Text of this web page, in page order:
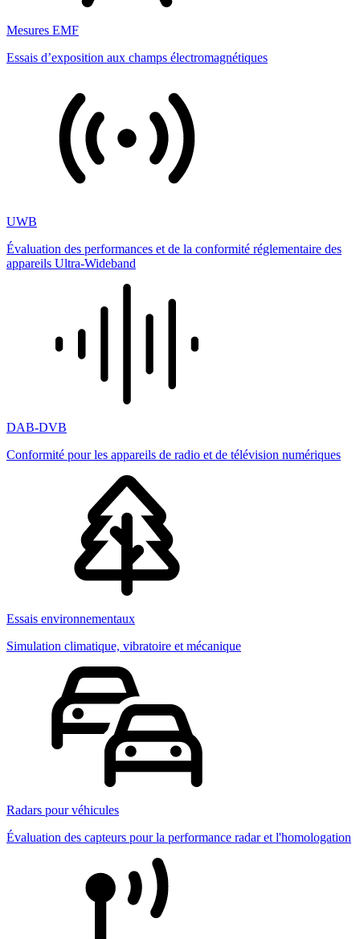
Mesures EMF
Essais d’exposition aux champs électromagnétiques
UWB
Évaluation des performances et de la conformité réglementaire des
appareils Ultra-Wideband
DAB-DVB
Conformité pour les appareils de radio et de télévision numériques
Essais environnementaux
Simulation climatique, vibratoire et mécanique
Radars pour véhicules
Évaluation des capteurs pour la performance radar et l'homologation